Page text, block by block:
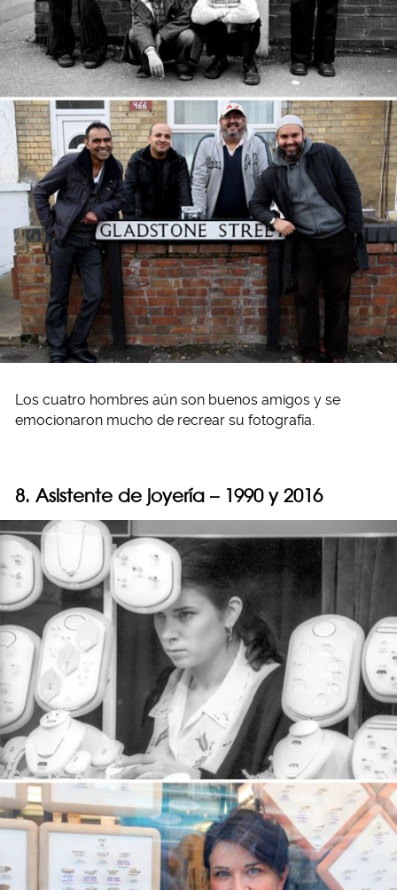
Los cuatro hombres aún son buenos amigos y se
emocionaron mucho de recrear su fotografía.
8. Asistente de joyería – 1990 y 2016